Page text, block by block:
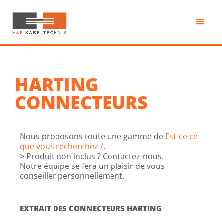
contenu
principal
H&S
Kabeltechnik
HARTING
CONNECTEURS
Nous proposons toute une gamme de Est-ce ce
que vous recherchez /.
> Produit non inclus ? Contactez-nous.
Notre équipe se fera un plaisir de vous
conseiller personnellement.
EXTRAIT DES CONNECTEURS HARTING